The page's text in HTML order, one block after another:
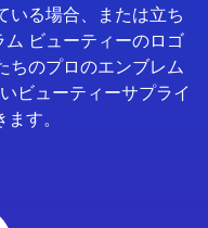
いる場合、または立ち
ビューティーのロゴ
ちのプロのエンブレム
ビューティーサプライ
す。